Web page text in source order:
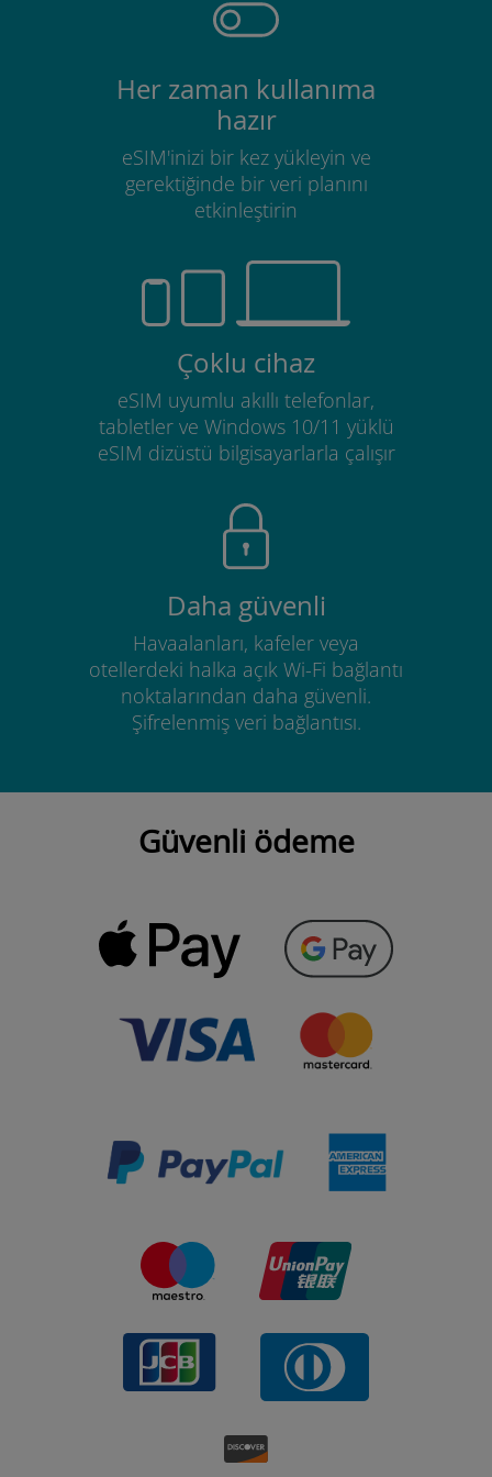
Her zaman kullanıma
hazır
eSIM'inizi bir kez yükleyin ve
gerektiğinde bir veri planını
etkinleştirin
Çoklu cihaz
eSIM uyumlu akıllı telefonlar,
tabletler ve Windows 10/11 yüklü
eSIM dizüstü bilgisayarlarla çalışır
Daha güvenli
Havaalanları, kafeler veya
otellerdeki halka açık Wi-Fi bağlantı
noktalarından daha güvenli.
Şifrelenmiş veri bağlantısı.
Güvenli ödeme